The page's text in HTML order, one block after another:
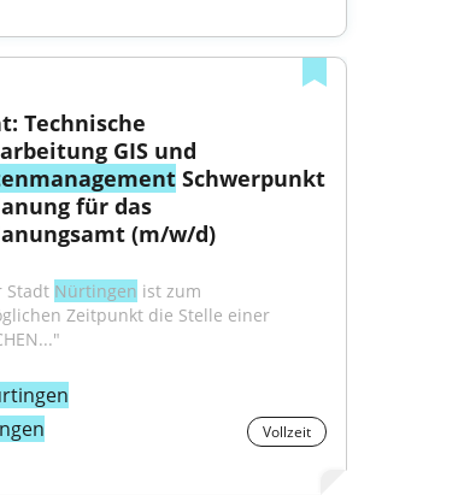
Technische
GIS und
Schwerpunkt
für das
(m/w/d)
Stadt Nürtingen ist zum
Zeitpunkt die Stelle einer
Vollzeit